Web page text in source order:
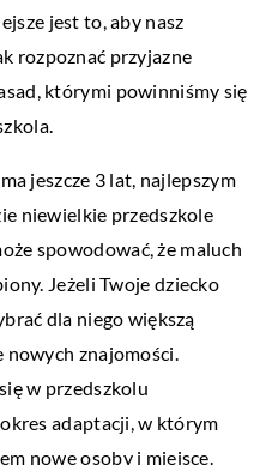
jest to, aby nasz
rozpoznać przyjazne
którymi powinniśmy się
jeszcze 3 lat, najlepszym
niewielkie przedszkole
spowodować, że maluch
Jeżeli Twoje dziecko
dla niego większą
nowych znajomości.
w przedszkolu
adaptacji, w którym
nowe osoby i miejsce.